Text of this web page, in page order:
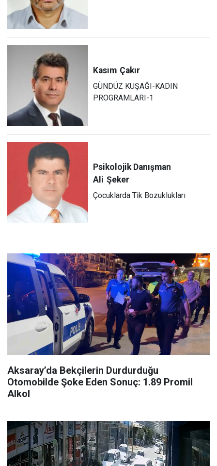
Kasım Çakır
GÜNDÜZ KUŞAĞI-KADIN
PROGRAMLARI-1
Psikolojik Danışman
Ali Şeker
Çocuklarda Tik Bozuklukları
Aksaray’da Bekçilerin Durdurduğu
Otomobilde Şoke Eden Sonuç: 1.89 Promil
Alkol